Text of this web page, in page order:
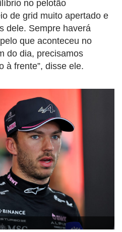
no pelotão
de grid muito apertado e
dele. Sempre haverá
que aconteceu no
do dia, precisamos
à frente”, disse ele.